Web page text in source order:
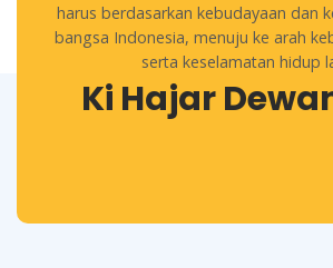
harus berdasarkan kebudayaan dan
bangsa Indonesia, menuju ke arah
serta keselamatan hidup
Ki Hajar